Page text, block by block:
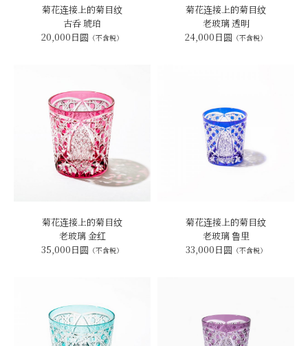
菊花连接上的菊目纹
古呑 琥珀
20,000日圆 （不含税）
菊花连接上的菊目纹
老玻璃 透明
24,000日圆 （不含税）
菊花连接上的菊目纹
老玻璃 金红
35,000日圆 （不含税）
菊花连接上的菊目纹
老玻璃 鲁里
33,000日圆 （不含税）